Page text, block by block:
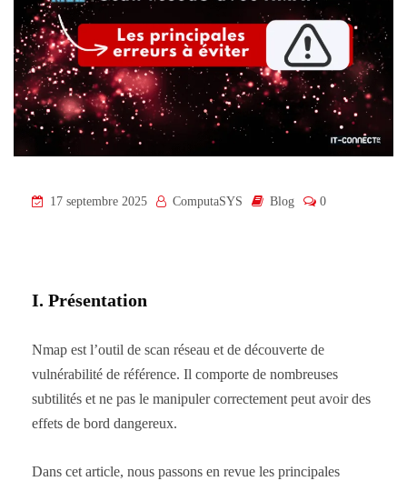
17 septembre 2025 ComputaSYS Blog 0
I. Présentation
Nmap est l’outil de scan réseau et de découverte de
vulnérabilité de référence. Il comporte de nombreuses
subtilités et ne pas le manipuler correctement peut avoir des
effets de bord dangereux.
Dans cet article, nous passons en revue les principales